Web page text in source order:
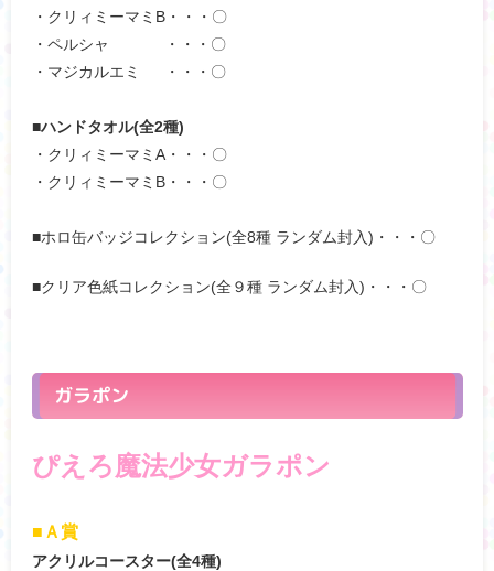
・クリィミーマミB・・・〇
・ペルシャ ・・・〇
・マジカルエミ ・・・〇
■ハンドタオル(全2種)
・クリィミーマミA・・・〇
・クリィミーマミB・・・〇
■ホロ缶バッジコレクション(全8種 ランダム封入)・・・〇
■クリア色紙コレクション(全９種 ランダム封入)・・・〇
ガラポン
ぴえろ魔法少女ガラポン
■Ａ賞
アクリルコースター(全4種)